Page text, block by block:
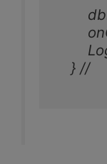
    } //